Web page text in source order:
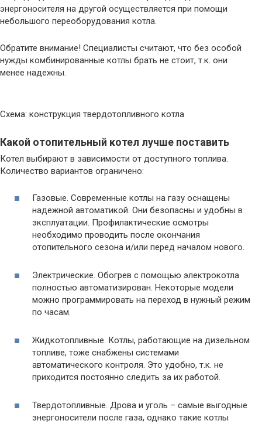
энергоносителя на другой осуществляется при помощи
небольшого переоборудования котла.
Обратите внимание! Специалисты считают, что без особой
нужды комбинированные котлы брать не стоит, т.к. они
менее надежны.
Схема: конструкция твердотопливного котла
Какой отопительный котел лучше поставить
Котел выбирают в зависимости от доступного топлива.
Количество вариантов ограничено:
Газовые. Современные котлы на газу оснащены
надежной автоматикой. Они безопасны и удобны в
эксплуатации. Профилактические осмотры
необходимо проводить после окончания
отопительного сезона и/или перед началом нового.
Электрические. Обогрев с помощью электрокотла
полностью автоматизирован. Некоторые модели
можно программировать на переход в нужный режим
по часам.
Жидкотопливные. Котлы, работающие на дизельном
топливе, тоже снабжены системами
автоматического контроля. Это удобно, т.к. не
приходится постоянно следить за их работой.
Твердотопливные. Дрова и уголь – самые выгодные
энергоносители после газа, однако такие котлы